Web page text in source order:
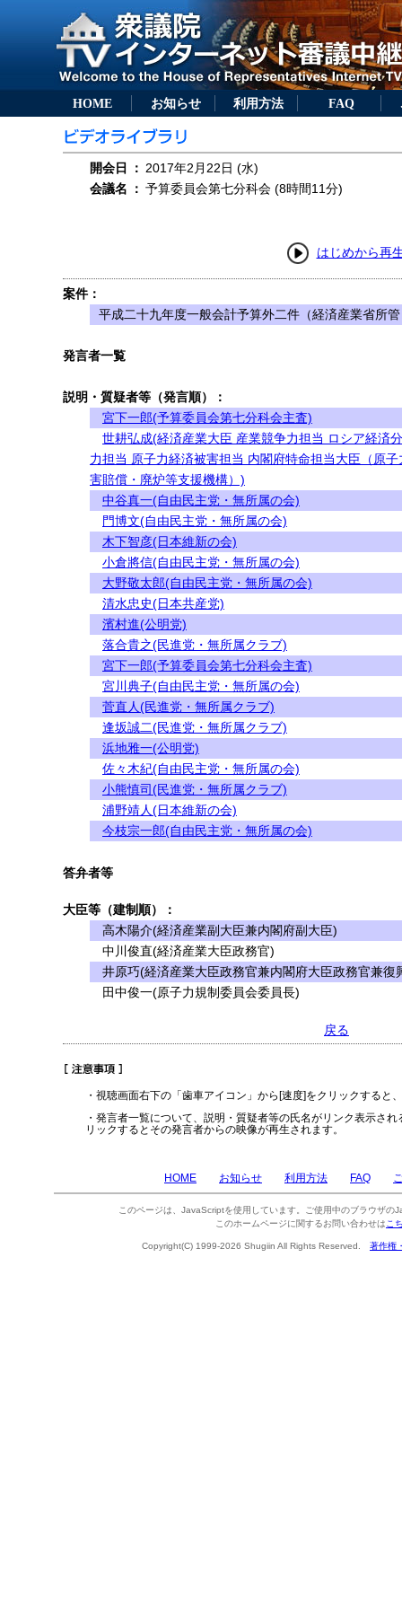
HOME お知らせ 利用方法 FAQ
開会日 ： 2017年2月22日 (水)
会議名
： 予算委員会第七分科会 (8時間11分)
はじめから再
案件：
平成二十九年度一般会計予算外二件（経済産業省所
発言者一覧
説明・質疑者等（発言順）：
宮下一郎(予算委員会第七分科会主査)
世耕弘成(経済産業大臣 産業競争力担当 ロシア経済
力担当 原子力経済被害担当 内閣府特命担当大臣（原子
害賠償・廃炉等支援機構）)
中谷真一(自由民主党・無所属の会)
門博文(自由民主党・無所属の会)
木下智彦(日本維新の会)
小倉將信(自由民主党・無所属の会)
大野敬太郎(自由民主党・無所属の会)
清水忠史(日本共産党)
濱村進(公明党)
落合貴之(民進党・無所属クラブ)
宮下一郎(予算委員会第七分科会主査)
宮川典子(自由民主党・無所属の会)
菅直人(民進党・無所属クラブ)
逢坂誠二(民進党・無所属クラブ)
浜地雅一(公明党)
佐々木紀(自由民主党・無所属の会)
小熊慎司(民進党・無所属クラブ)
浦野靖人(日本維新の会)
今枝宗一郎(自由民主党・無所属の会)
答弁者等
大臣等（建制順）：
高木陽介(経済産業副大臣兼内閣府副大臣)
中川俊直(経済産業大臣政務官)
井原巧(経済産業大臣政務官兼内閣府大臣政務官兼復
田中俊一(原子力規制委員会委員長)
戻る
・視聴画面右下の「歯車アイコン」から[速度]をクリックすると
・発言者一覧について、説明・質疑者等の氏名がリンク表示さ
リックするとその発言者からの映像が再生されます。
HOME お知らせ 利用方法 FAQ
このページは、JavaScriptを使用しています。ご使用中のブラウザの
このホームページに関するお問い合わせは こ
Copyright(C) 1999-2026 Shugiin All Rights Reserved. 著作権